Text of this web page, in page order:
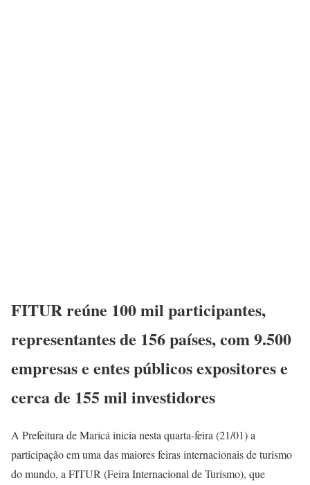
FITUR reúne 100 mil participantes,
representantes de 156 países, com 9.500
empresas e entes públicos expositores e
cerca de 155 mil investidores
A Prefeitura de Maricá inicia nesta quarta-feira (21/01) a
participação em uma das maiores feiras internacionais de turismo
do mundo, a FITUR (Feira Internacional de Turismo), que